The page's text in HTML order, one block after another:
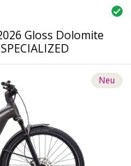
Gloss Dolomite
Neu